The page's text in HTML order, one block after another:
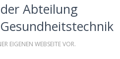
Abteilung
EIGENEN WEBSEITE VOR.